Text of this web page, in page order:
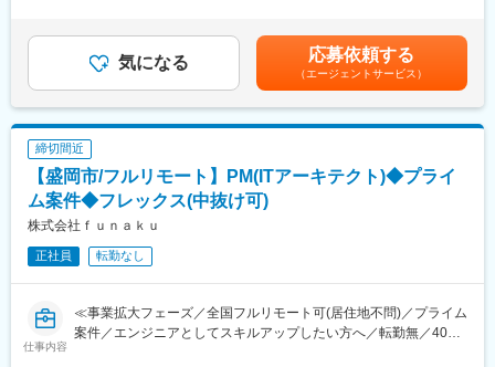
マネージャーやコンサルティング部門のリーダーとして活躍可
能。クラウドERPやグローバル案件など、挑戦の幅も広がりま
2006年設立以来、クラウドに特化した事業で19期連続増収を達成
Salesforce導入実績は国内トップクラスで、AWSやAzureなどマ
ルチクラウドにも対応。東証プライム上場企業として安定性と成
長性を兼ね備え、グローバル展開や量子コンピューター分野への
取り組みも進行中です。
ン）領域のコンサルティングおよび導入支援を担当します。
Marketing CloudやAccount Engagementなどのツール導入・運用
に加え、Data CloudやAgentforceといった最新ソリューションも
・MAツール導入／運用支援
・キャンペーン／シナリオ設計、スコアリング設計
・リードナーチャリング施策の企画・改善
・データ分析・レポート作成・施策改善提案
・営業／マーケ部門との折衝・課題整理
両方を担うハイブリッドポジションです。
・マーケ×IT×データ分析を横断したスキル習得が可能
・導入だけでなく効果検証・改善まで一貫して携われる
給与補足＞※経験により考慮いたします※上記年俸額を12で割った
金額が月額支給金額となります。※上記年俸金額の中に月30時間
分の残業代が含まれています（月30時間を越える時間外労働を行
った場合は、時間外勤務手当を追加で全額支給します）※年間全社
業績目標を超えた場合は決算賞与の支給あり賃金はあくまでも目
安の金額であり、選考を通じて上下する可能性があります。月給
(月額)は固定手当を含めた表記です。
気になる 応募依頼する
（エージェントサービス）
締切間近
【盛岡市/フルリモート】PM(ITアーキテクト)◆プライ
ム案件◆フレックス(中抜け可)
株式会社ｆｕｎａｋｕ
正社員 転勤なし
仕事内容
≪事業拡大フェーズ／全国フルリモート可(居住地不問)／プライム
案件／エンジニアとしてスキルアップしたい方へ／転勤無／40代